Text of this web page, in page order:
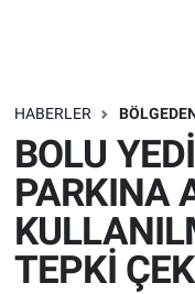
HABERLER
BOLU
PARKINA
TEPKİ